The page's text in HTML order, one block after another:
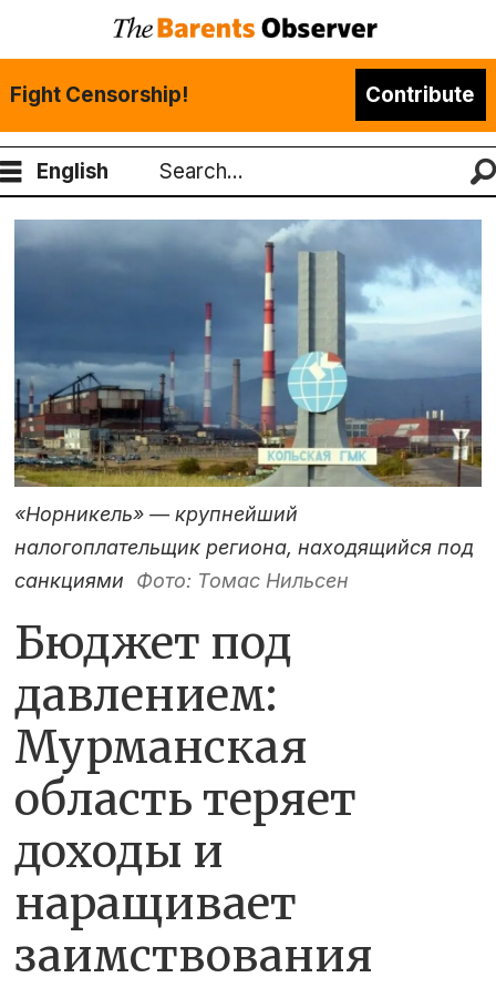
Fight Censorship! Contribute
English
Search
«Норникель» — крупнейший
налогоплательщик региона, находящийся под
санкциями
Фото: Томас Нильсен
Бюджет под
давлением:
Мурманская
область теряет
доходы и
наращивает
заимствования